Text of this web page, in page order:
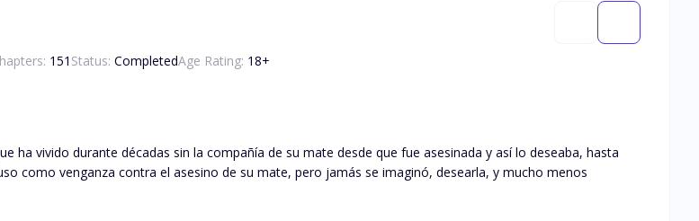
151 Status: CompletedAge Rating: 18+
ha vivido durante décadas sin la compañía de su mate desde que fue asesinada y así lo deseaba, hasta
como venganza contra el asesino de su mate, pero jamás se imaginó, desearla, y mucho menos